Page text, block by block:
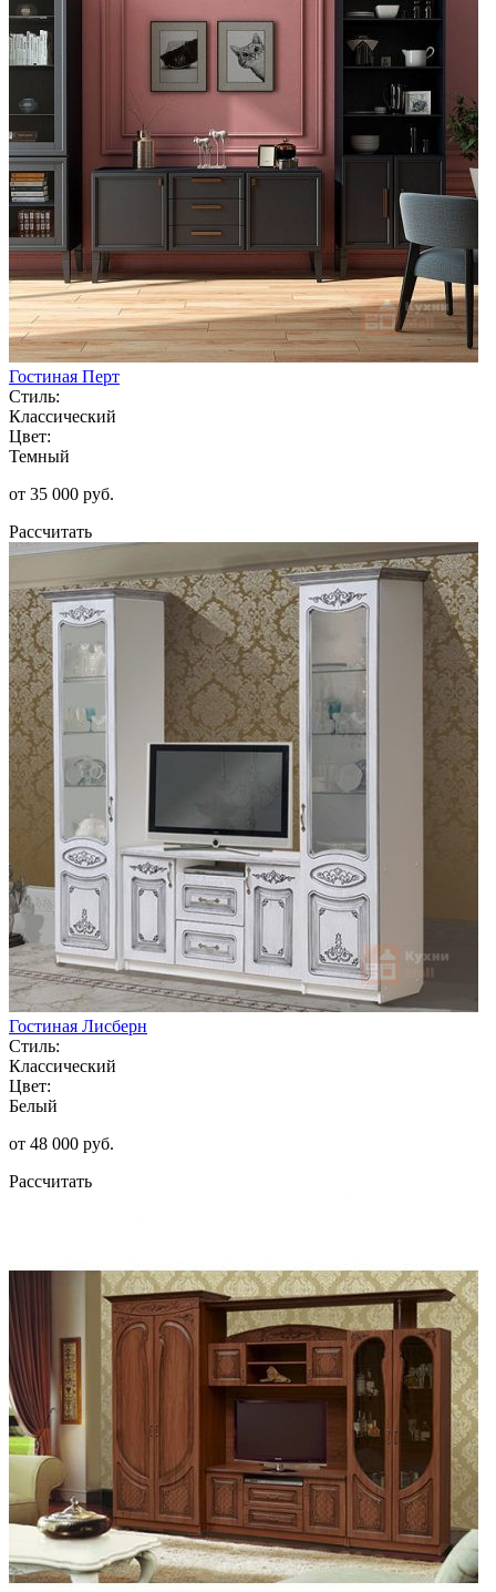
Гостиная Перт
Стиль:
Классический
Цвет:
Темный
от 35 000 руб.
Рассчитать
Гостиная Лисберн
Стиль:
Классический
Цвет:
Белый
от 48 000 руб.
Рассчитать